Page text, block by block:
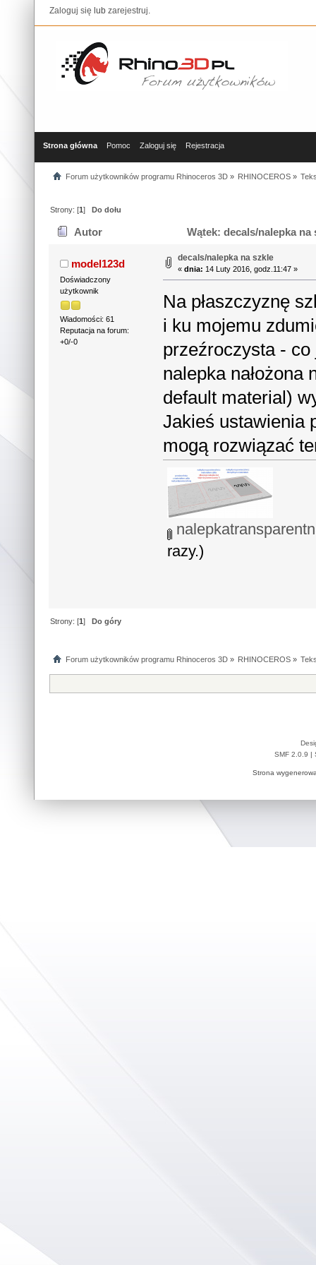
Zaloguj się lub zarejestruj.
Strona główna Pomoc Zaloguj się Rejestracja
Forum użytkowników programu Rhinoceros 3D» RHINOCEROS»
Strony: [1]Do dołu
Autor Wątek: decals/nalepka
model123d
Doświadczony
użytkownik
Wiadomości: 61
Reputacja na forum:
+0/-0
decals/nalepka na szkle
«dnia: 14 Luty 2016, godz.11:47 »
Na płaszczyznę
i ku mojemu
przeźroczysta -
nalepka nałożona
default material)
Jakieś ustawienia
mogą rozwiązać
razy.)
Strony: [1]Do góry
Forum użytkowników programu Rhinoceros 3D» RHINOCEROS»
SMF 2.0.9 |
Strona